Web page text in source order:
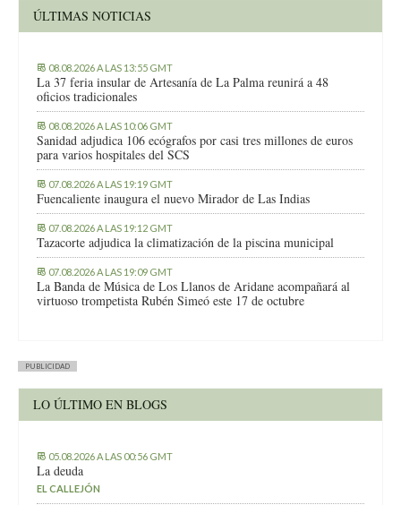
ÚLTIMAS NOTICIAS
08.08.2026 A LAS 13:55 GMT
La 37 feria insular de Artesanía de La Palma reunirá a 48
oficios tradicionales
08.08.2026 A LAS 10:06 GMT
Sanidad adjudica 106 ecógrafos por casi tres millones de euros
para varios hospitales del SCS
07.08.2026 A LAS 19:19 GMT
Fuencaliente inaugura el nuevo Mirador de Las Indias
07.08.2026 A LAS 19:12 GMT
Tazacorte adjudica la climatización de la piscina municipal
07.08.2026 A LAS 19:09 GMT
La Banda de Música de Los Llanos de Aridane acompañará al
virtuoso trompetista Rubén Simeó este 17 de octubre
PUBLICIDAD
LO ÚLTIMO EN BLOGS
05.08.2026 A LAS 00:56 GMT
La deuda
EL CALLEJÓN